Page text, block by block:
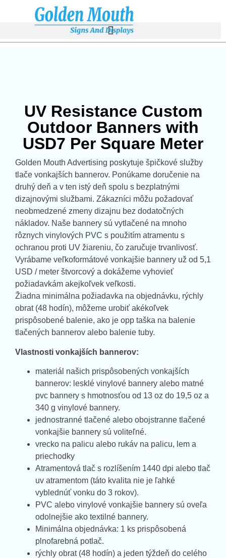
UV Resistance Custom
Outdoor Banners with
USD7 Per Square Meter
Golden Mouth Advertising poskytuje špičkové služby
tlače vonkajších bannerov. Ponúkame doručenie na
druhý deň a v ten istý deň spolu s bezplatnými
dizajnovými službami. Zákazníci môžu požadovať
neobmedzené zmeny dizajnu bez dodatočných
nákladov. Naše bannery sú vytlačené na mnoho
rôznych vinylových PVC s použitím atramentu s
ochranou proti UV žiareniu, čo zaručuje trvanlivosť.
Vyrábame veľkoformátové vonkajšie bannery už od 5,1
USD / meter štvorcový a dokážeme vyhovieť
požiadavkám akejkoľvek veľkosti.
Žiadna minimálna požiadavka na objednávku, rýchly
obrat (48 hodín), môžeme urobiť akékoľvek
prispôsobené balenie, ako je opp taška na balenie
tlačených bannerov alebo balenie tuby.
Vlastnosti vonkajších bannerov:
materiál našich prispôsobených vonkajších
bannerov: lesklé vinylové bannery alebo matné
pvc bannery s hmotnosťou od 13 oz do 19,5 oz a
340 g vinylové bannery.
jednostranné tlačené alebo obojstranne tlačené
vonkajšie bannery sú voliteľné.
vrecko na palicu alebo rukáv na palicu, lem a
priechodky
Atramentová tlač s rozlíšením 1440 dpi alebo tlač
uv atramentom (táto kvalita nie je ľahké
vyblednúť vonku do 3 rokov).
PVC alebo vinylové vonkajšie bannery sú oveľa
odolnejšie ako textilné bannery.
Minimálna objednávka: 1 ks prispôsobená
plnofarebná potlač.
rýchly obrat (48 hodín) a jeden týždeň do celého